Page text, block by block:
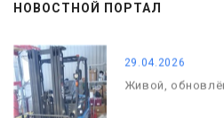
НОВОСТНОЙ ПОРТАЛС Днём Победы.
29.04.2026
Живой,